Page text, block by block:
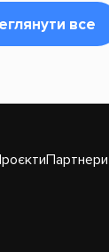
все
Партнери